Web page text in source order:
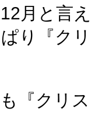
月と言
り『ク
『クリ